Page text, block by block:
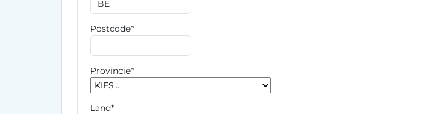
Postcode*
Provincie*
Land*